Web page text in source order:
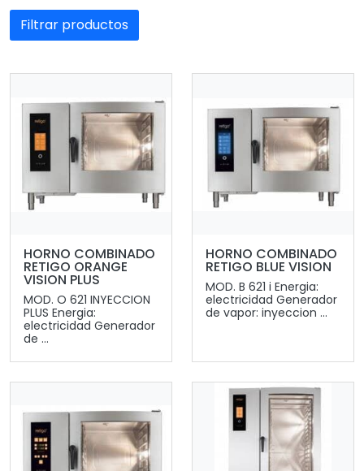
Filtrar productos
HORNO COMBINADO
RETIGO ORANGE
VISION PLUS
MOD. O 621 INYECCION
PLUS Energia:
electricidad Generador
de ...
HORNO COMBINADO
RETIGO BLUE VISION
MOD. B 621 i Energia:
electricidad Generador
de vapor: inyeccion ...